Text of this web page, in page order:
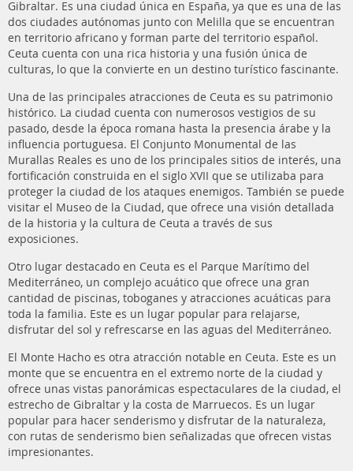
Gibraltar. Es una ciudad única en España, ya que es una de las
dos ciudades autónomas junto con Melilla que se encuentran
en territorio africano y forman parte del territorio español.
Ceuta cuenta con una rica historia y una fusión única de
culturas, lo que la convierte en un destino turístico fascinante.
Una de las principales atracciones de Ceuta es su patrimonio
histórico. La ciudad cuenta con numerosos vestigios de su
pasado, desde la época romana hasta la presencia árabe y la
influencia portuguesa. El Conjunto Monumental de las
Murallas Reales es uno de los principales sitios de interés, una
fortificación construida en el siglo XVII que se utilizaba para
proteger la ciudad de los ataques enemigos. También se puede
visitar el Museo de la Ciudad, que ofrece una visión detallada
de la historia y la cultura de Ceuta a través de sus
exposiciones.
Otro lugar destacado en Ceuta es el Parque Marítimo del
Mediterráneo, un complejo acuático que ofrece una gran
cantidad de piscinas, toboganes y atracciones acuáticas para
toda la familia. Este es un lugar popular para relajarse,
disfrutar del sol y refrescarse en las aguas del Mediterráneo.
El Monte Hacho es otra atracción notable en Ceuta. Este es un
monte que se encuentra en el extremo norte de la ciudad y
ofrece unas vistas panorámicas espectaculares de la ciudad, el
estrecho de Gibraltar y la costa de Marruecos. Es un lugar
popular para hacer senderismo y disfrutar de la naturaleza,
con rutas de senderismo bien señalizadas que ofrecen vistas
impresionantes.